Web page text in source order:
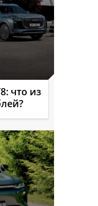
что из